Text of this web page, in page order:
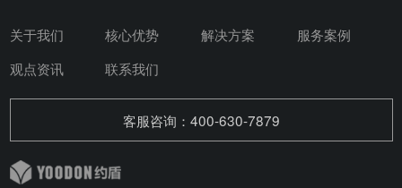
关于我们 核心优势 解决方案
服务案例
观点资讯
联系我们
客服咨询：400-630-7879